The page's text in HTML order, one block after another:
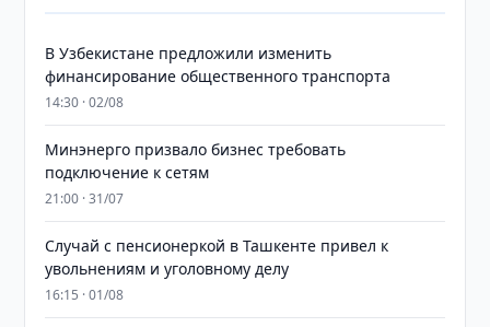
В Узбекистане предложили изменить
финансирование общественного транспорта
14:30 · 02/08
Минэнерго призвало бизнес требовать
подключение к сетям
21:00 · 31/07
Случай с пенсионеркой в Ташкенте привел к
увольнениям и уголовному делу
16:15 · 01/08